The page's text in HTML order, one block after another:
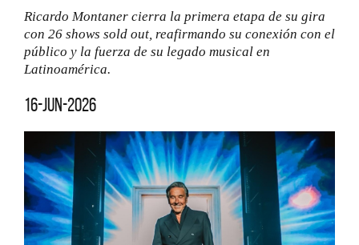
Ricardo Montaner cierra la primera etapa de su gira
con 26 shows sold out, reafirmando su conexión con el
público y la fuerza de su legado musical en
Latinoamérica.
16-jun-2026